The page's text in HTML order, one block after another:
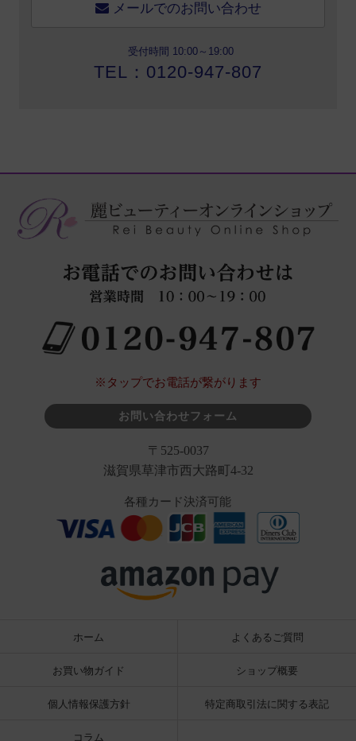
メールでのお問い合わせ
受付時間 10:00～19:00
TEL：0120-947-807
※タップでお電話が繋がります
お問い合わせフォーム
〒525-0037
滋賀県草津市西大路町4-32
各種カード決済可能
ホーム よくあるご質問
お買い物ガイド ショップ概要
個人情報保護方針 特定商取引法に関する表記
コラム